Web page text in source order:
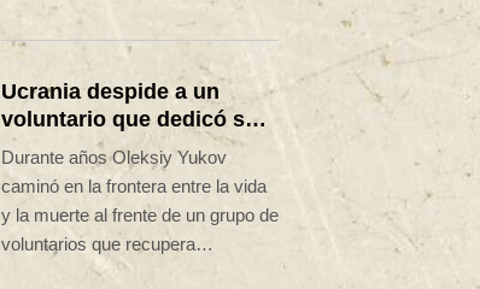
peligrosas del frente de Ucrania.
Ucrania despide a un
voluntario que dedicó su
vida a rescatar a los
muertos
Durante años Oleksiy Yukov
caminó en la frontera entre la vida
y la muerte al frente de un grupo de
voluntarios que recupera
cadáveres en las zonas más